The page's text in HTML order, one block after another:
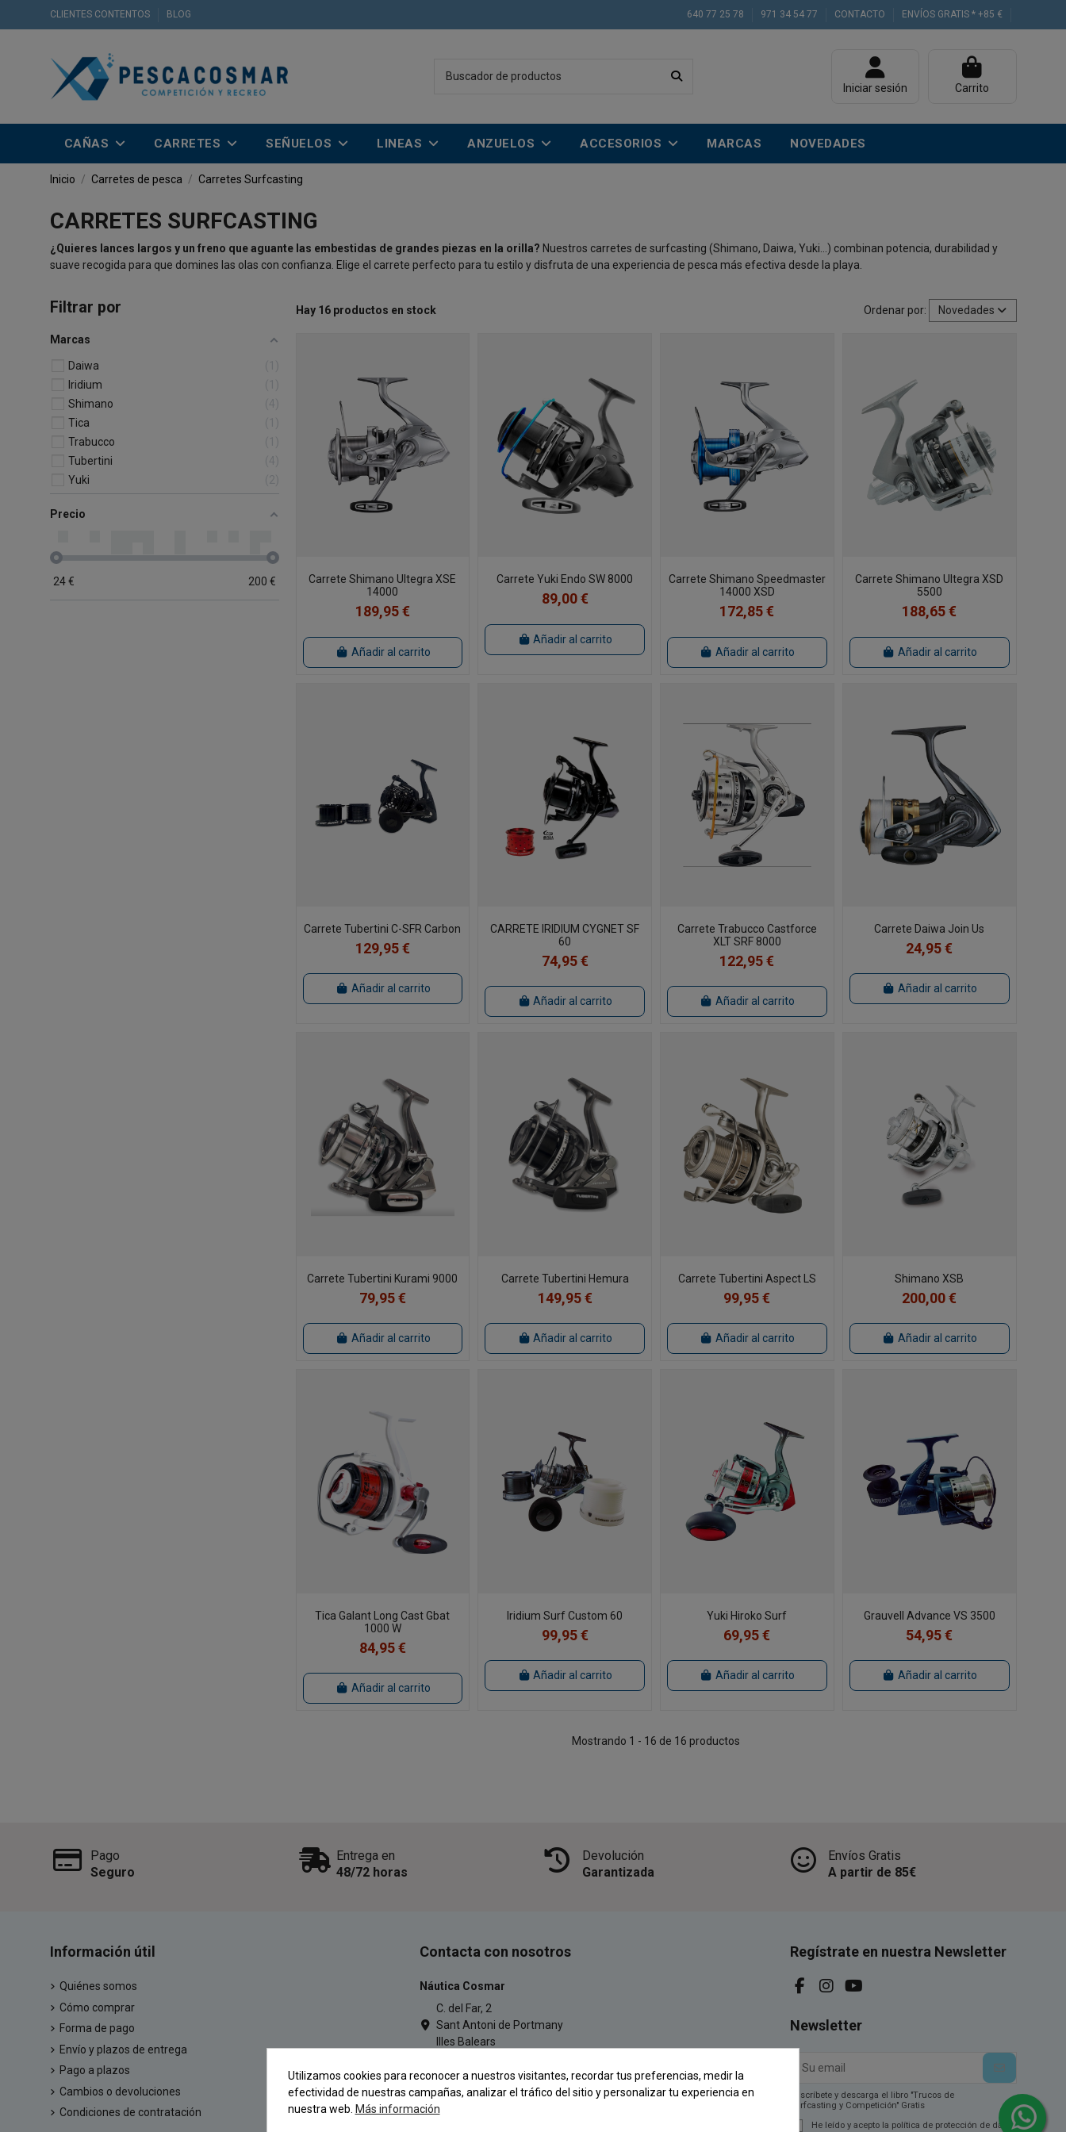
CLIENTES CONTENTOS BLOG 640 77 25 78 971 34 54 77 CONTACTO ENVÍOS GRATIS * +85 €
Iniciar sesión Carrito
CAÑAS CARRETES SEÑUELOS LINEAS ANZUELOS ACCESORIOS MARCAS NOVEDADES
Inicio Carretes de pesca Carretes Surfcasting
CARRETES SURFCASTING
¿Quieres lances largos y un freno que aguante las embestidas de grandes piezas en la orilla? Nuestros carretes de surfcasting (Shimano, Daiwa, Yuki…) combinan potencia, durabilidad y
suave recogida para que domines las olas con confianza. Elige el carrete perfecto para tu estilo y disfruta de una experiencia de pesca más efectiva desde la playa.
Hay 16 productos en stock Ordenar por: Novedades
Carrete Shimano Ultegra XSE
14000
189,95 €
Añadir al carrito
Carrete Yuki Endo SW 8000
89,00 €
Añadir al carrito
Carrete Shimano Speedmaster
14000 XSD
172,85 €
Añadir al carrito
Carrete Shimano Ultegra XSD
5500
188,65 €
Añadir al carrito
Carrete Tubertini C-SFR Carbon
129,95 €
Añadir al carrito
CARRETE IRIDIUM CYGNET SF
60
74,95 €
Añadir al carrito
Carrete Trabucco Castforce
XLT SRF 8000
122,95 €
Añadir al carrito
Carrete Daiwa Join Us
24,95 €
Añadir al carrito
Carrete Tubertini Kurami 9000
79,95 €
Añadir al carrito
Carrete Tubertini Hemura
149,95 €
Añadir al carrito
Carrete Tubertini Aspect LS
99,95 €
Añadir al carrito
Shimano XSB
200,00 €
Añadir al carrito
Tica Galant Long Cast Gbat
1000 W
84,95 €
Añadir al carrito
Iridium Surf Custom 60
99,95 €
Añadir al carrito
Yuki Hiroko Surf
69,95 €
Añadir al carrito
Grauvell Advance VS 3500
54,95 €
Añadir al carrito
Mostrando 1 - 16 de 16 productos
Filtrar por
Marcas
Daiwa
Iridium
Shimano
Tica
Trabucco
Tubertini
Yuki
2
Precio
24€ 200 €
Pago
Seguro
Entrega en
48/72 horas
Devolución
Garantizada
Envíos Gratis
A partir de 85€
Información útil
Quiénes somos
Cómo comprar
Forma de pago
Envío y plazos de entrega
Pago a plazos
Cambios o devoluciones
Condiciones de contratación
Contacta con nosotros
Náutica Cosmar
C. del Far, 2
Sant Antoni de Portmany
Illes Balears
pescacosmar@gmail.com
Regístrate en nuestra Newsletter
Newsletter
Suscríbete y descarga el libro "Trucos de
Surfcasting y Competición" Gratis
He leído y acepto la política de protección de datos.
Utilizamos cookies para reconocer a nuestros visitantes, recordar tus preferencias, medir la
efectividad de nuestras campañas, analizar el tráfico del sitio y personalizar tu experiencia en
nuestra web. Más información